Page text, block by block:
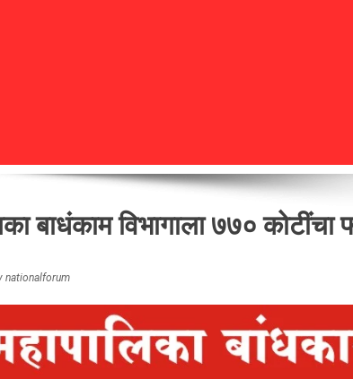
बाधंकाम विभागाला ७७० कोटींचा
nationalforum